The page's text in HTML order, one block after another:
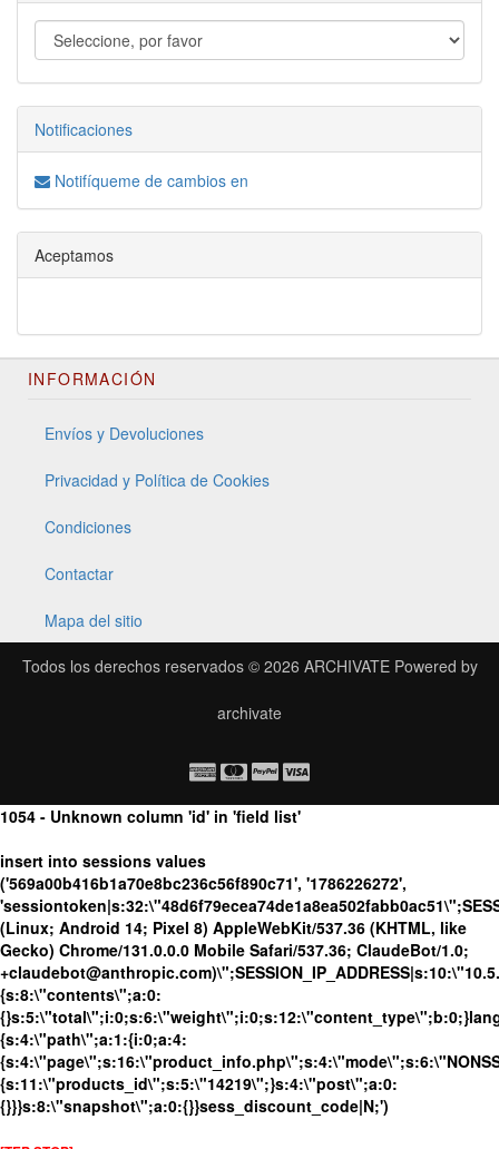
Notificaciones
Notifíqueme de cambios en
Aceptamos
INFORMACIÓN
Envíos y Devoluciones
Privacidad y Política de Cookies
Condiciones
Contactar
Mapa del sitio
Todos los derechos reservados © 2026 ARCHIVATEPowered by
archivate
1054 - Unknown column 'id' in 'field list'
insert into sessions values
('569a00b416b1a70e8bc236c56f890c71', '1786226272',
(Linux; Android 14; Pixel 8) AppleWebKit/537.36 (KHTML, like
Gecko) Chrome/131.0.0.0 Mobile Safari/537.36; ClaudeBot/1.0;
{s:8:\"contents\";a:0:
{s:4:\"path\";a:1:{i:0;a:4:
{s:11:\"products_id\";s:5:\"14219\";}s:4:\"post\";a:0:
{}}}s:8:\"snapshot\";a:0:{}}sess_discount_code|N;')